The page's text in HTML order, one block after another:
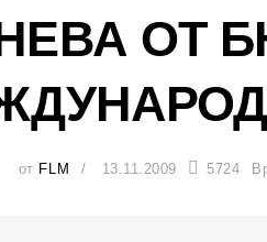
ОТ
от FLM 13.11.2009 5724